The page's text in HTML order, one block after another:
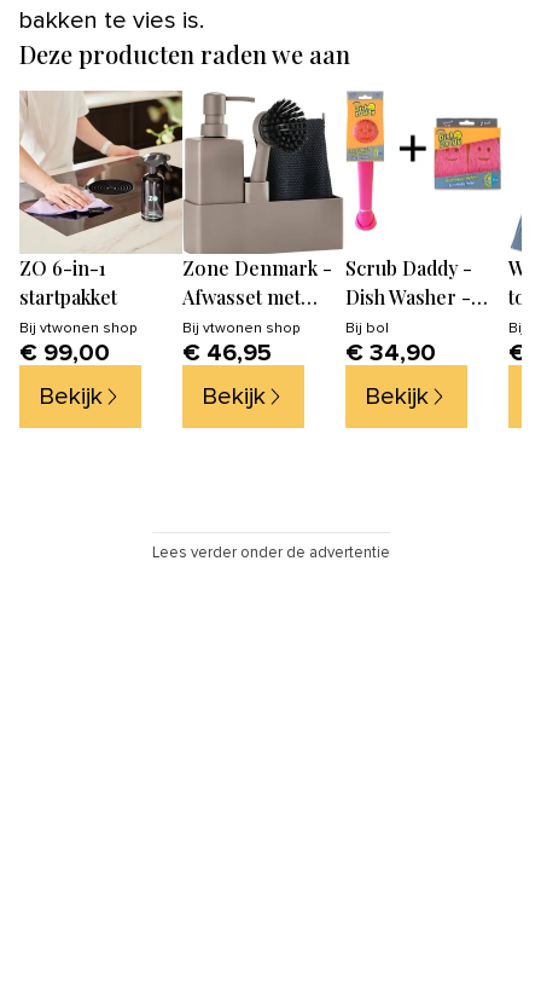
bakken te vies is.
Deze producten raden we aan
ZO 6-in-1
startpakket
Bij vtwonen shop
€ 99,00
Bekijk
Zone Denmark -
Afwasset met
vaatdoekje -
Zeepdispenser en
afwasborstel
Bij vtwonen shop
€ 46,95
Bekijk
Scrub Daddy -
Dish Washer -
Scrub Mommy -
Afwas Borstel -
Incl. 2 Extra Roze
Sponzen - Roze
Bij bol
€ 34,90
Bekijk
Bij
€
Lees verder onder de advertentie